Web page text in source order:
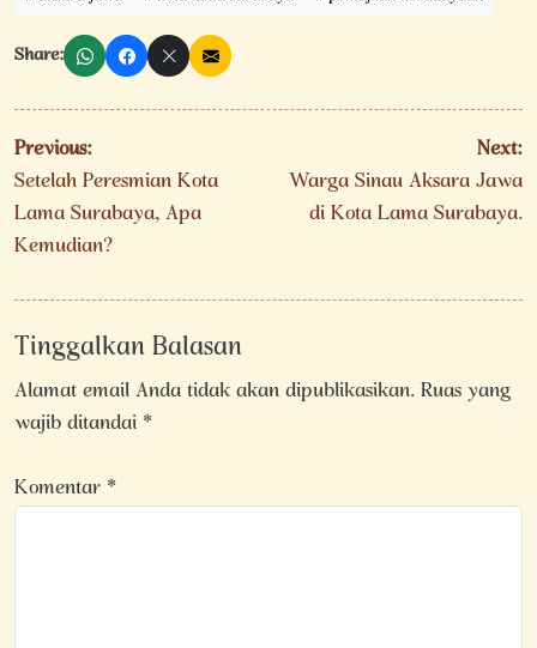
Share:
Navigasi
pos
Previous:
Setelah Peresmian Kota
Lama Surabaya, Apa
Kemudian?
Next:
Warga Sinau Aksara Jawa
di Kota Lama Surabaya.
Tinggalkan Balasan
Alamat email Anda tidak akan dipublikasikan.Ruas yang
wajib ditandai*
Komentar*